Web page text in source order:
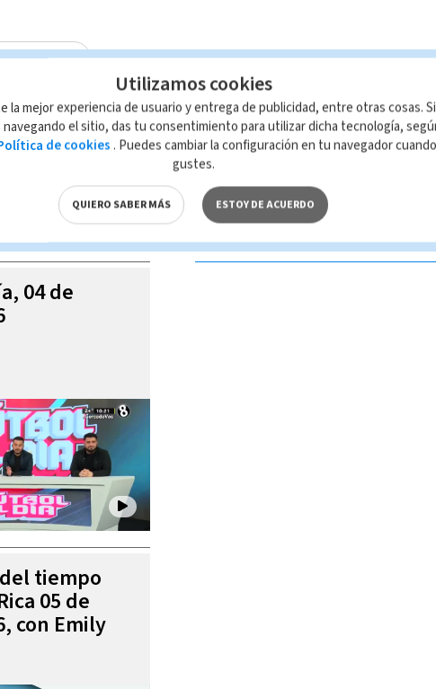
Telediario
página, mismo que es propiedad de TELEDIARIO; su reproducción no
VIDEOS
04 de
tiempo
05 de
con Emily
Utilizamos cookies
la mejor experiencia de usuario y entrega de publicidad, entre otras cosas. Si
el sitio, das tu consentimiento para utilizar dicha tecnología,
de cookies . Puedes cambiar la configuración en tu navegador cuando
gustes.
QUIERO SABER MÁS ESTOY DE ACUERDO